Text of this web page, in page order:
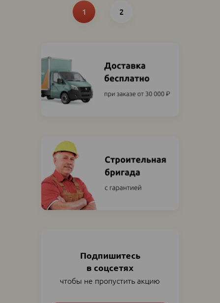
Подпишитесь
в соцсетях
чтобы не пропустить акцию
Текущая
страница
1 2